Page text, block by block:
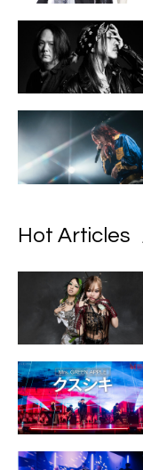
Hot Articles